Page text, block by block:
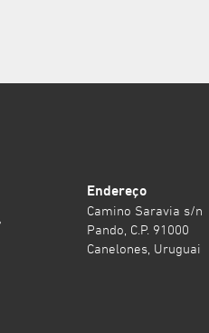
Endereço
Camino Saravia s/n
Pando, C.P. 91000
Canelones, Uruguai